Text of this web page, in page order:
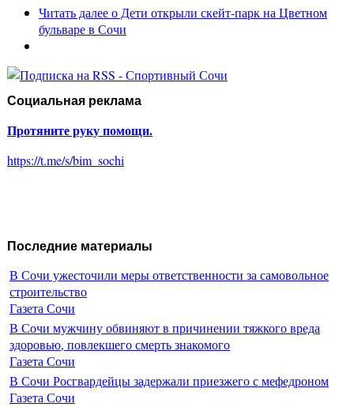
Читать далеео Дети открыли скейт-парк на Цветном
бульваре в Сочи
Социальная реклама
Протяните руку помощи.
https://t.me/s/bim_sochi
Последние материалы
В Сочи ужесточили меры ответственности за самовольное
строительство
Газета Сочи
В Сочи мужчину обвиняют в причинении тяжкого вреда
здоровью, повлекшего смерть знакомого
Газета Сочи
В Сочи Росгвардейцы задержали приезжего с мефедроном
Газета Сочи